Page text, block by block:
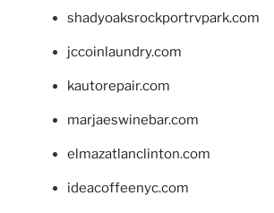
shadyoaksrockportrvpark.com
jccoinlaundry.com
kautorepair.com
marjaeswinebar.com
elmazatlanclinton.com
ideacoffeenyc.com